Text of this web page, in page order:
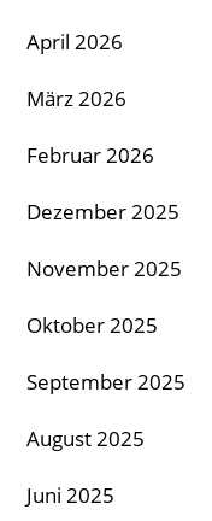
April 2026
März 2026
Februar 2026
Dezember 2025
November 2025
Oktober 2025
September 2025
August 2025
Juni 2025